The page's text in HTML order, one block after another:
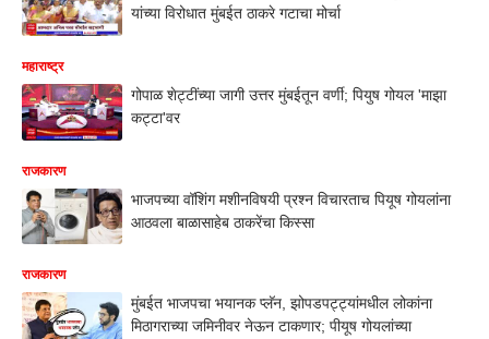
यांच्या विरोधात मुंबईत ठाकरे गटाचा मोर्चा
महाराष्ट्र
गोपाळ शेट्टींच्या जागी उत्तर मुंबईतून वर्णी; पियुष गोयल 'माझा
कट्टा'वर
राजकारण
भाजपच्या वॉशिंग मशीनविषयी प्रश्न विचारताच पियूष गोयलांना
आठवला बाळासाहेब ठाकरेंचा किस्सा
राजकारण
मुंबईत भाजपचा भयानक प्लॅन, झोपडपट्ट्यांमधील लोकांना
मिठागराच्या जमिनीवर नेऊन टाकणार; पीयूष गोयलांच्या